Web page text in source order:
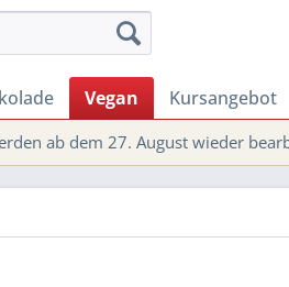
Vegan Kursangebot
ab dem 27. August wieder